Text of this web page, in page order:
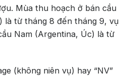
Mùa thu hoạch ở bán cầu
là từ tháng 8 đến tháng 9, vụ
Nam (Argentina, Úc) là từ
(không niên vụ) hay “NV”